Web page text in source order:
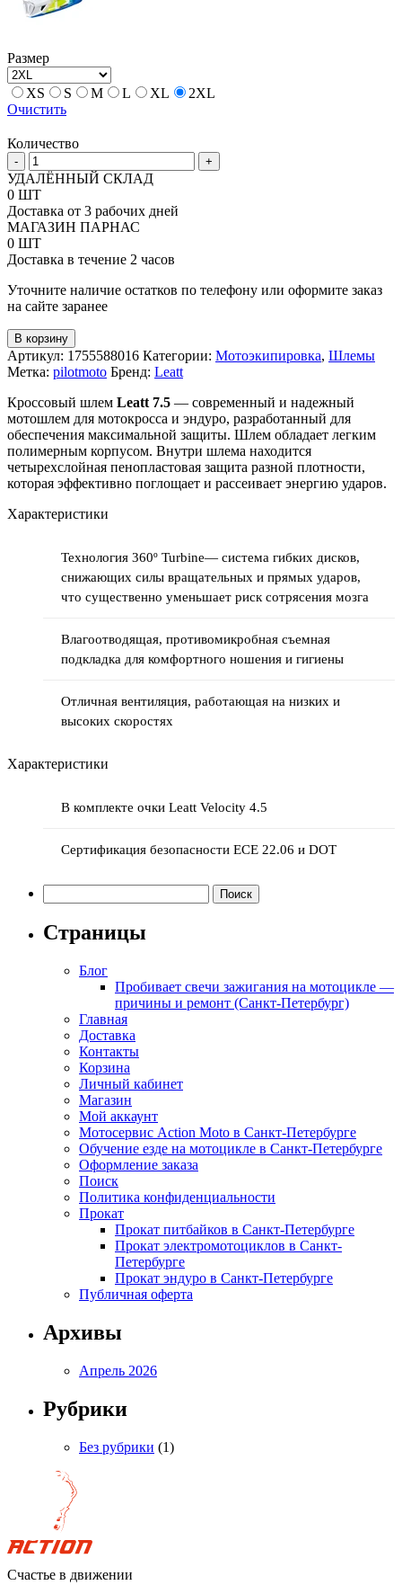
Размер
XS S M L XL
2XL
Очистить
Количество
-
Количество
товара
Кроссовый
шлем
Leatt
7.5
+
Velocity
4.5
+
УДАЛЁННЫЙ СКЛАД
0 ШТ
Доставка от 3 рабочих дней
МАГАЗИН ПАРНАС
0 ШТ
Доставка в течение 2 часов
Уточните наличие остатков по телефону или оформите заказ
на сайте заранее
В корзину
Артикул: 1755588016 Категории: Мотоэкипировка, Шлемы
Метка: pilotmoto Бренд: Leatt
Кроссовый шлем Leatt 7.5 — современный и надежный
мотошлем для мотокросса и эндуро, разработанный для
обеспечения максимальной защиты. Шлем обладает легким
полимерным корпусом. Внутри шлема находится
четырехслойная пенопластовая защита разной плотности,
которая эффективно поглощает и рассеивает энергию ударов.
Характеристики
Технология 360º Turbine— система гибких дисков,
снижающих силы вращательных и прямых ударов,
что существенно уменьшает риск сотрясения мозга
Влагоотводящая, противомикробная съемная
подкладка для комфортного ношения и гигиены
Отличная вентиляция, работающая на низких и
высоких скоростях
Характеристики
В комплекте очки Leatt Velocity 4.5
Сертификация безопасности ECE 22.06 и DOT
Страницы
Блог
Пробивает свечи зажигания на мотоцикле —
причины и ремонт (Санкт-Петербург)
Главная
Доставка
Контакты
Корзина
Личный кабинет
Магазин
Мой аккаунт
Мотосервис Action Moto в Санкт-Петербурге
Обучение езде на мотоцикле в Санкт-Петербурге
Оформление заказа
Поиск
Политика конфиденциальности
Прокат
Прокат питбайков в Санкт-Петербурге
Прокат электромотоциклов в Санкт-
Петербурге
Прокат эндуро в Санкт-Петербурге
Публичная оферта
Архивы
Апрель 2026
Рубрики
Без рубрики (1)
Счастье в движении